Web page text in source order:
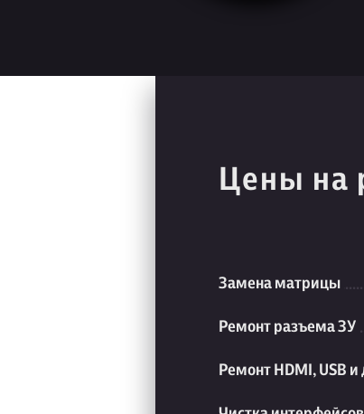
Цены на
Замена матрицы
Ремонт разъема ЗУ
Ремонт HDMI, USB